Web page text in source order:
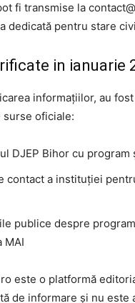
fi transmise la
dedicată pentru stare
in ianuarie
informațiilor, au
surse oficiale:
DJEP Bihor cu program
contact a instituției
publice despre
MAI
este o platformă
de informare și nu este